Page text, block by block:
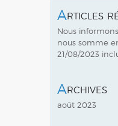
Articles
Nous
nous somme
21/08/2023
Archives
août 2023